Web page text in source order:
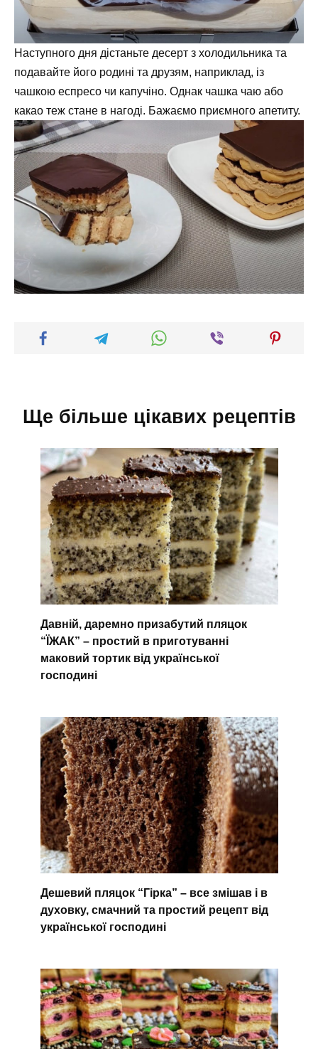
Наступного дня дістаньте десерт з холодильника та
подавайте його родині та друзям, наприклад, із
чашкою еспресо чи капучіно. Однак чашка чаю або
какао теж стане в нагоді. Бажаємо приємного апетиту.
Ще більше цікавих рецептів
Давній, даремно призабутий пляцок
“ЇЖАК” – простий в приготуванні
маковий тортик від української
господині
Дешевий пляцок “Гірка” – все змішав і в
духовку, смачний та простий рецепт від
української господині